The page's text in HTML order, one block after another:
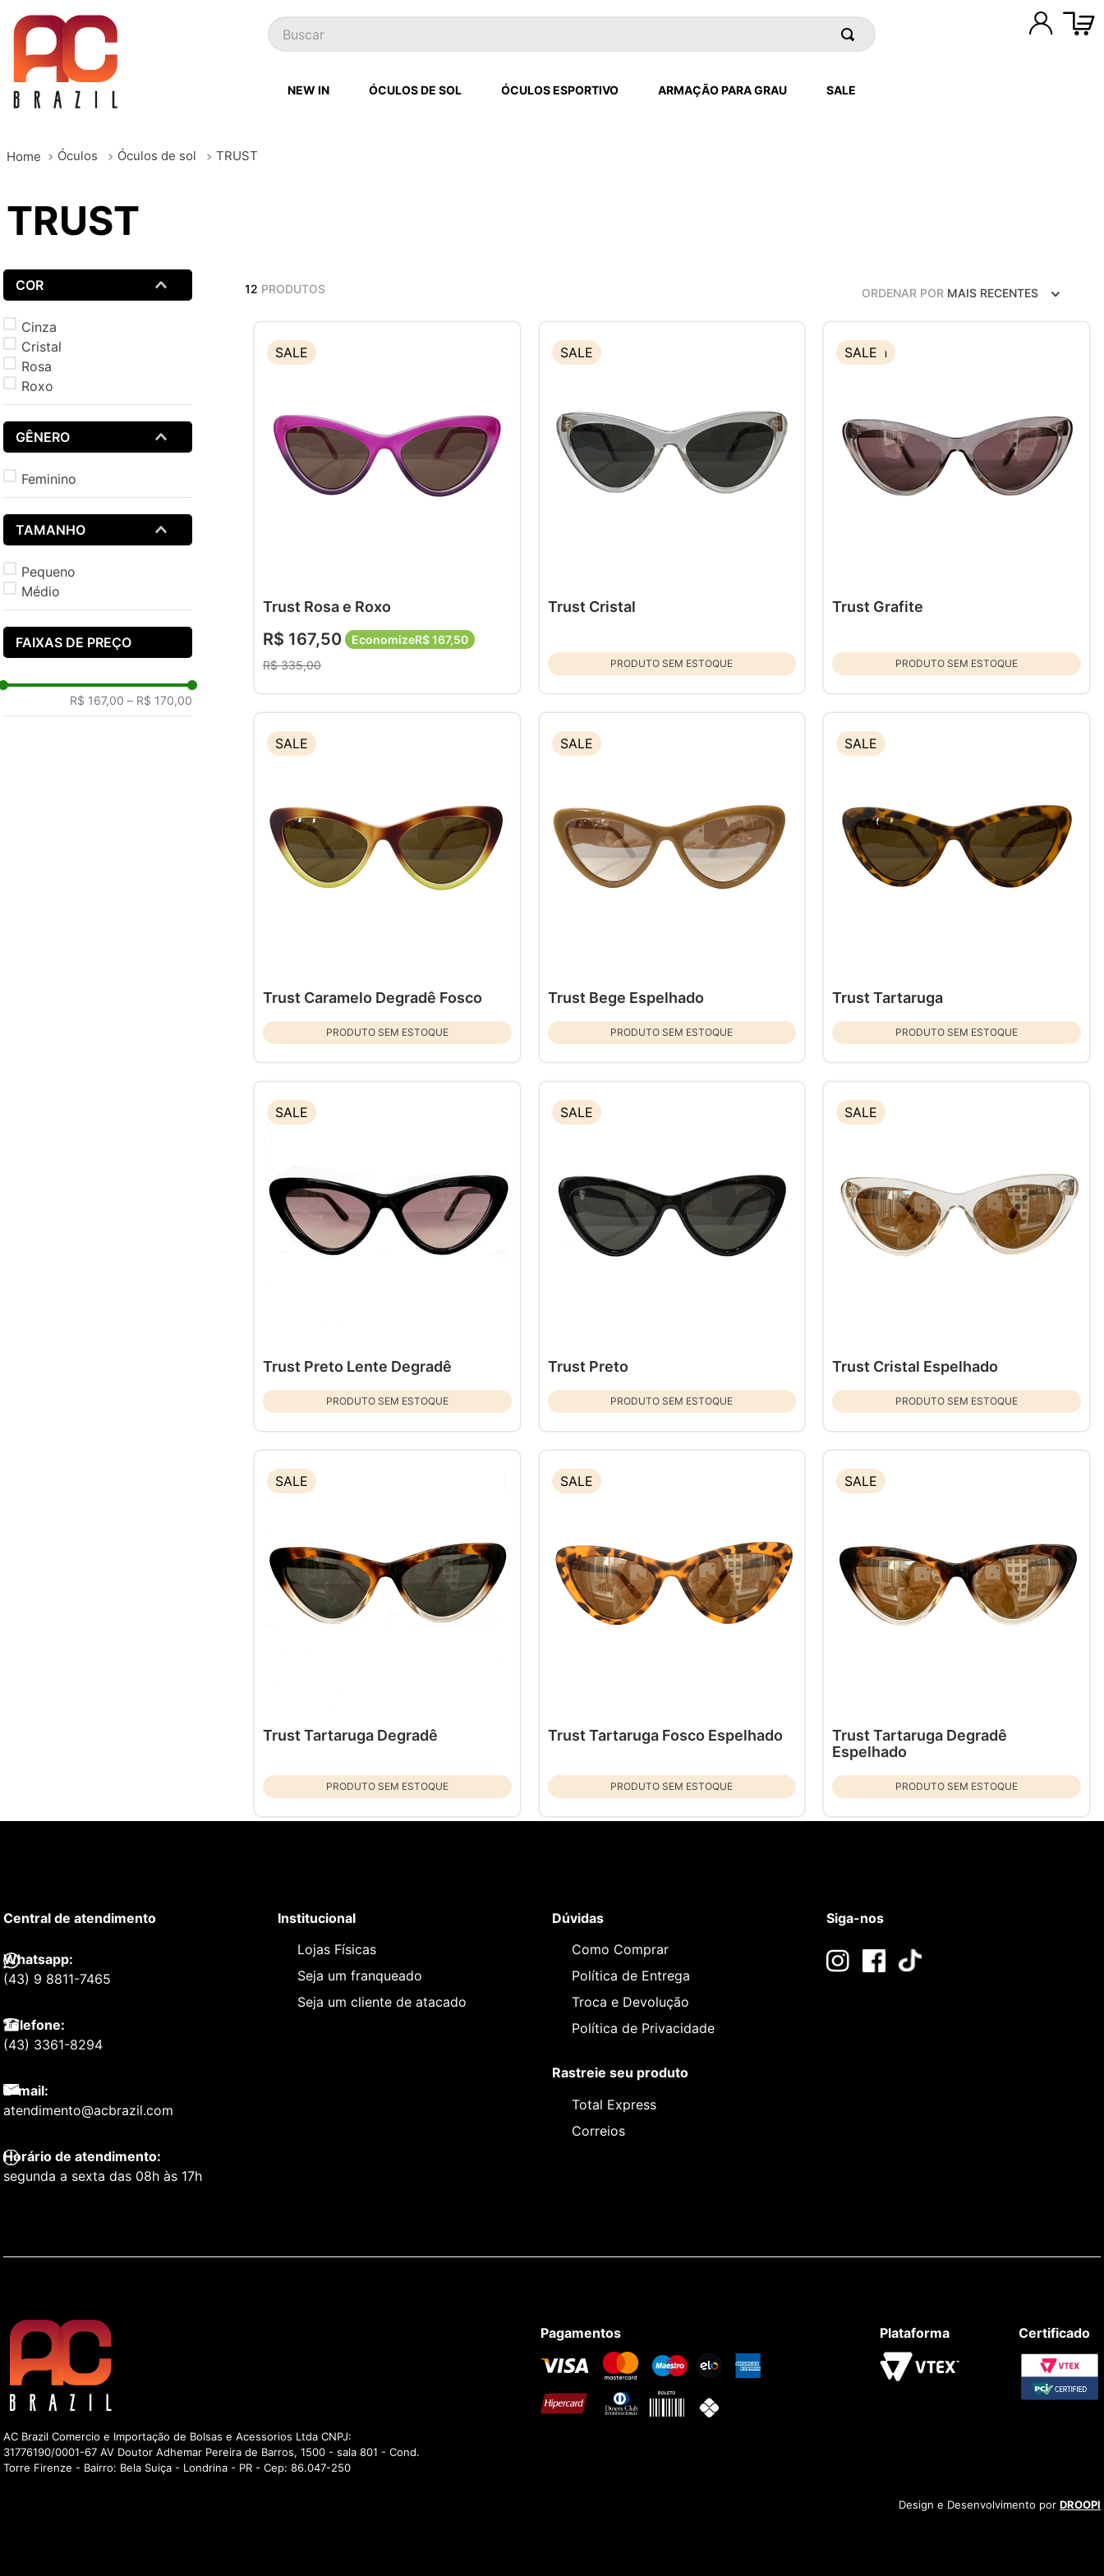
Buscar
NEW IN ÓCULOS DE SOL ÓCULOS ESPORTIVO ARMAÇÃO PARA GRAU SALE
Óculos Óculos de sol TRUST
TRUST
COR
Cinza
Cristal
Rosa
Roxo
GÊNERO
Feminino
TAMANHO
Pequeno
Médio
FAIXAS DE PREÇO
R$ 167,00 – R$ 170,00
12 PRODUTOS ORDENAR POR MAIS RECENTES
SALE
Trust Rosa e Roxo
R$ 167,50 EconomizeR$167,50
R$ 335,00
SALE
Trust Cristal
PRODUTO SEM ESTOQUE
New In
SALE
Trust Grafite
PRODUTO SEM ESTOQUE
SALE
Trust Caramelo Degradê Fosco
PRODUTO SEM ESTOQUE
SALE
Trust Bege Espelhado
PRODUTO SEM ESTOQUE
SALE
Trust Tartaruga
PRODUTO SEM ESTOQUE
SALE
Trust Preto Lente Degradê
PRODUTO SEM ESTOQUE
SALE
Trust Preto
PRODUTO SEM ESTOQUE
SALE
Trust Cristal Espelhado
PRODUTO SEM ESTOQUE
SALE
Trust Tartaruga Degradê
PRODUTO SEM ESTOQUE
SALE
Trust Tartaruga Fosco Espelhado
PRODUTO SEM ESTOQUE
SALE
Trust Tartaruga Degradê
Espelhado
PRODUTO SEM ESTOQUE
Central de atendimento
Whatsapp:
(43) 9 8811-7465
Telefone:
(43) 3361-8294
E-mail:
atendimento@acbrazil.com
Horário de atendimento:
segunda a sexta das 08h às 17h
Institucional
Lojas Físicas
Seja um franqueado
Seja um cliente de atacado
Dúvidas
Como Comprar
Política de Entrega
Troca e Devolução
Política de Privacidade
Rastreie seu produto
Total Express
Correios
Siga-nos
AC Brazil Comercio e Importação de Bolsas e Acessorios Ltda CNPJ:
31776190/0001-67 AV Doutor Adhemar Pereira de Barros, 1500 - sala 801 - Cond.
Torre Firenze - Bairro: Bela Suiça - Londrina - PR - Cep: 86.047-250
Pagamentos Plataforma Certificado
Design e Desenvolvimento por DROOPI